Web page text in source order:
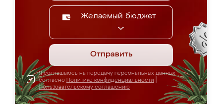
Желаемый бюджет
Отправить
Я соглашаюсь на передачу персональных данных
согласно Политике конфиденциальности
Пользовательскому соглашению